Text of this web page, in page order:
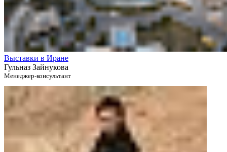
Выставки в Иране
Гульназ Зайнукова
Менеджер-консультант